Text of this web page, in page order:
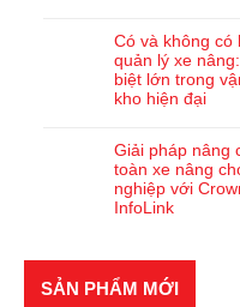
Có và không có
quản lý xe
biệt lớn trong
kho hiện đại
Giải pháp nâng
toàn xe nâng
nghiệp với
InfoLink
SẢN PHẨM MỚI